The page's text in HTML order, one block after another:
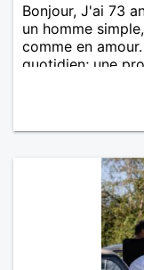
Bonjour, J'ai 73
un homme
comme en
quotidien; une
une discision
deux. Je
honnête et
moments de
une belle amitié
écrire une
échanges
simplicité, nous
d'un café suivi
laisser le temps